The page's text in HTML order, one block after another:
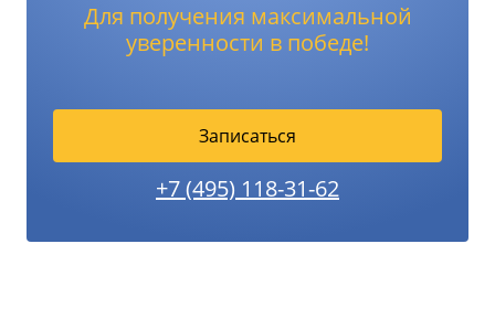
Для получения максимальной
уверенности в победе!
Записаться
+7 (495) 118-31-62